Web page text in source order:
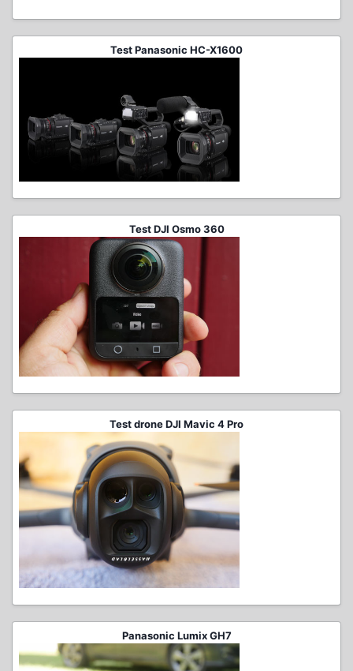
Test Panasonic HC-X1600
Test DJI Osmo 360
Test drone DJI Mavic 4 Pro
Panasonic Lumix GH7